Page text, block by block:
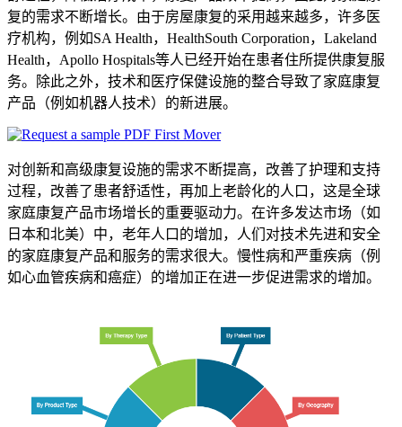
复的需求不断增长。由于房屋康复的采用越来越多，许多医
疗机构，例如SA Health，HealthSouth Corporation，Lakeland
Health，Apollo Hospitals等人已经开始在患者住所提供康复服
务。除此之外，技术和医疗保健设施的整合导致了家庭康复
产品（例如机器人技术）的新进展。
对创新和高级康复设施的需求不断提高，改善了护理和支持
过程，改善了患者舒适性，再加上老龄化的人口，这是全球
家庭康复产品市场增长的重要驱动力。在许多发达市场（如
日本和北美）中，老年人口的增加，人们对技术先进和安全
的家庭康复产品和服务的需求很大。慢性病和严重疾病（例
如心血管疾病和癌症）的增加正在进一步促进需求的增加。